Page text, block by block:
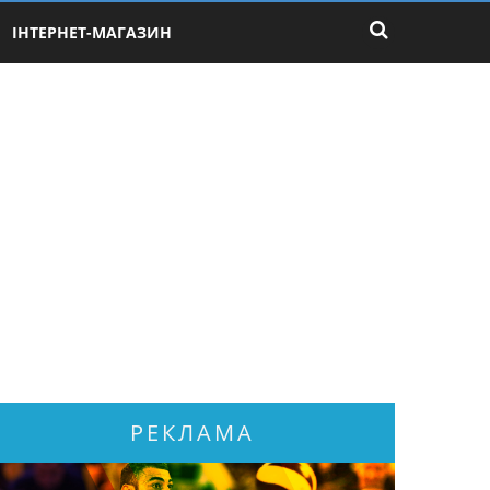
ІНТЕРНЕТ-МАГАЗИН
РЕКЛАМА